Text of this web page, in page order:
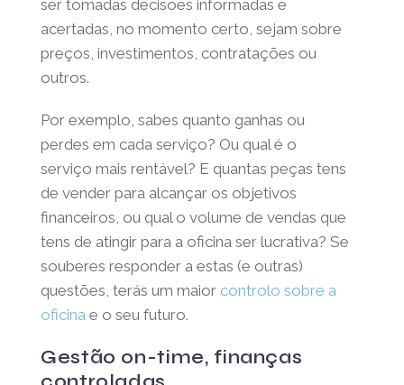
ser tomadas decisões informadas e
acertadas, no momento certo, sejam sobre
preços, investimentos, contratações ou
outros.
Por exemplo, sabes quanto ganhas ou
perdes em cada serviço? Ou qual é o
serviço mais rentável? E quantas peças tens
de vender para alcançar os objetivos
financeiros, ou qual o volume de vendas que
tens de atingir para a oficina ser lucrativa? Se
souberes responder a estas (e outras)
questões, terás um maior controlo sobre a
oficina e o seu futuro.
Gestão on-time, finanças